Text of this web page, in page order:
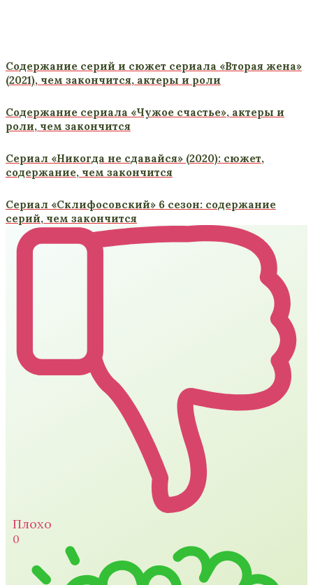
Содержание серий и сюжет сериала «Вторая жена»
(2021), чем закончится, актеры и роли
Содержание сериала «Чужое счастье», актеры и
роли, чем закончится
Сериал «Никогда не сдавайся» (2020): сюжет,
содержание, чем закончится
Сериал «Склифосовский» 6 сезон: содержание
серий, чем закончится
Плохо
0